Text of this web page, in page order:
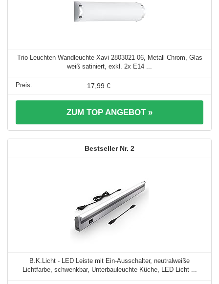
Trio Leuchten Wandleuchte Xavi 2803021-06, Metall Chrom, Glas
weiß satiniert, exkl. 2x E14 ...
17,99 €
ZUM TOP ANGEBOT »
2
B.K.Licht - LED Leiste mit Ein-Ausschalter, neutralweiße
Lichtfarbe, schwenkbar, Unterbauleuchte Küche, LED Licht ...